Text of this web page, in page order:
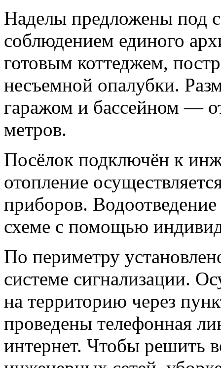
Наделы предложены под
соблюдением единого
готовым коттеджем,
несъемной опалубки.
гаражом и бассейном —
метров.
Посёлок подключён к
отопление
приборов.
схеме с помощью
По периметру
системе сигнализации.
на территорию через
проведены телефонная
интернет. Чтобы решить